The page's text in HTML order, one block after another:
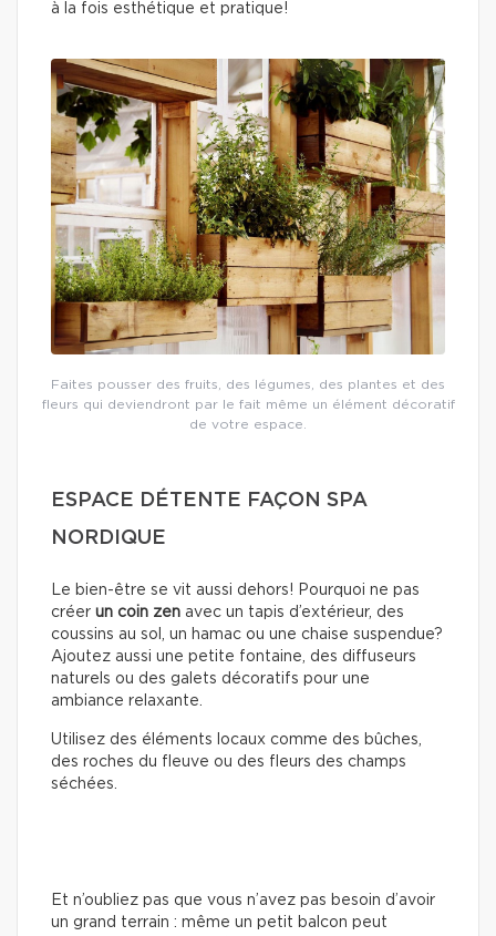
à la fois esthétique et pratique!
Faites pousser des fruits, des légumes, des plantes et des
fleurs qui deviendront par le fait même un élément décoratif
de votre espace.
ESPACE DÉTENTE FAÇON SPA
NORDIQUE
Le bien-être se vit aussi dehors! Pourquoi ne pas
créer un coin zen avec un tapis d’extérieur, des
coussins au sol, un hamac ou une chaise suspendue?
Ajoutez aussi une petite fontaine, des diffuseurs
naturels ou des galets décoratifs pour une
ambiance relaxante.
Utilisez des éléments locaux comme des bûches,
des roches du fleuve ou des fleurs des champs
séchées.
Et n’oubliez pas que vous n’avez pas besoin d’avoir
un grand terrain : même un petit balcon peut